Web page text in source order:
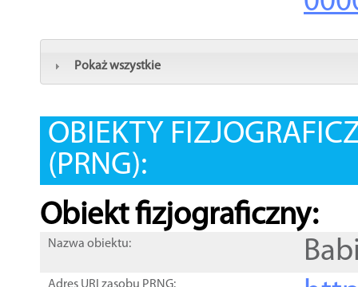
Pokaż wszystkie
OBIEKTY
(PRNG):
Obiekt fizjograficzny:
Nazwa obiektu: